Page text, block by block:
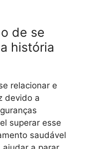
de se
história
relacionar e
devido a
superar esse
saudável